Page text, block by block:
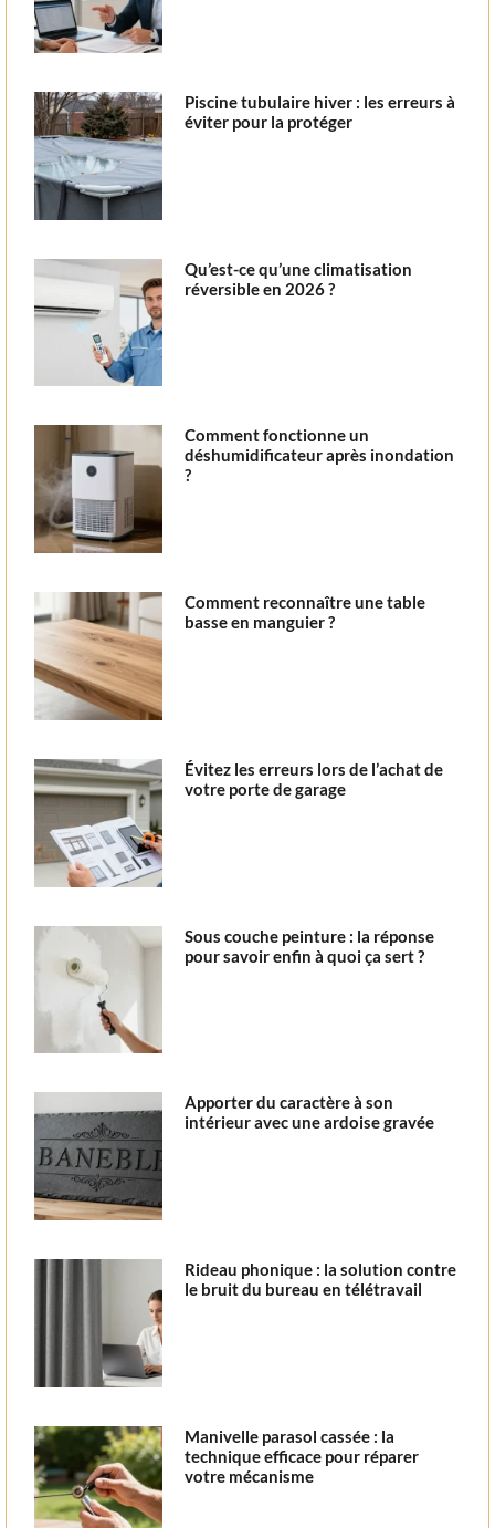
Piscine tubulaire hiver : les erreurs à
éviter pour la protéger
Qu’est-ce qu’une climatisation
réversible en 2026 ?
Comment fonctionne un
déshumidificateur après inondation
?
Comment reconnaître une table
basse en manguier ?
Évitez les erreurs lors de l’achat de
votre porte de garage
Sous couche peinture : la réponse
pour savoir enfin à quoi ça sert ?
Apporter du caractère à son
intérieur avec une ardoise gravée
Rideau phonique : la solution contre
le bruit du bureau en télétravail
Manivelle parasol cassée : la
technique efficace pour réparer
votre mécanisme